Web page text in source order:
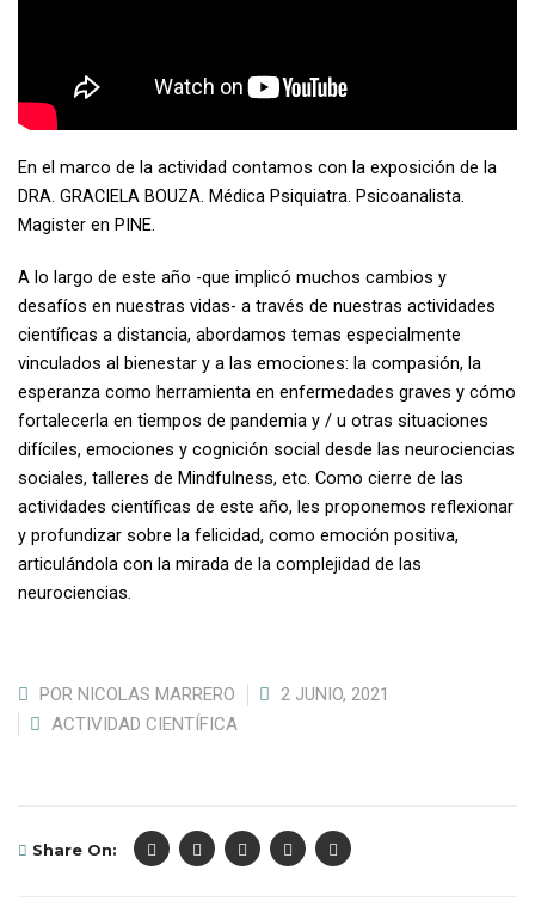
En el marco de la actividad contamos con la exposición de la
DRA. GRACIELA BOUZA. Médica Psiquiatra. Psicoanalista.
Magister en PINE.
A lo largo de este año -que implicó muchos cambios y
desafíos en nuestras vidas- a través de nuestras actividades
científicas a distancia, abordamos temas especialmente
vinculados al bienestar y a las emociones: la compasión, la
esperanza como herramienta en enfermedades graves y cómo
fortalecerla en tiempos de pandemia y / u otras situaciones
difíciles, emociones y cognición social desde las neurociencias
sociales, talleres de Mindfulness, etc. Como cierre de las
actividades científicas de este año, les proponemos reflexionar
y profundizar sobre la felicidad, como emoción positiva,
articulándola con la mirada de la complejidad de las
neurociencias.
POR NICOLAS MARRERO
2 JUNIO, 2021
ACTIVIDAD CIENTÍFICA
Share On: